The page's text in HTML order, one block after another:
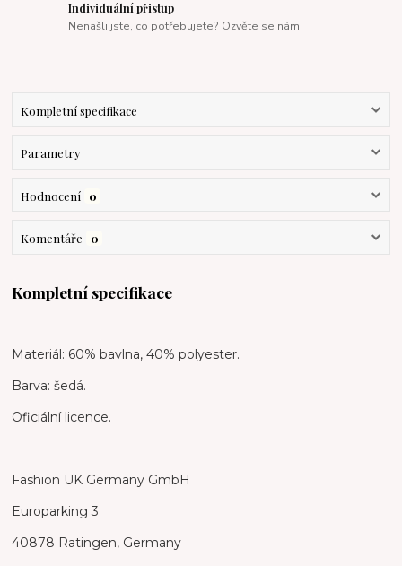
Individuální přistup
Nenašli jste, co potřebujete? Ozvěte se nám.
Kompletní specifikace
Parametry
Hodnocení 0
Komentáře 0
Kompletní specifikace
Materiál: 60% bavlna, 40% polyester.
Barva: šedá.
Oficiální licence.
Fashion UK Germany GmbH
Europarking 3
40878 Ratingen, Germany